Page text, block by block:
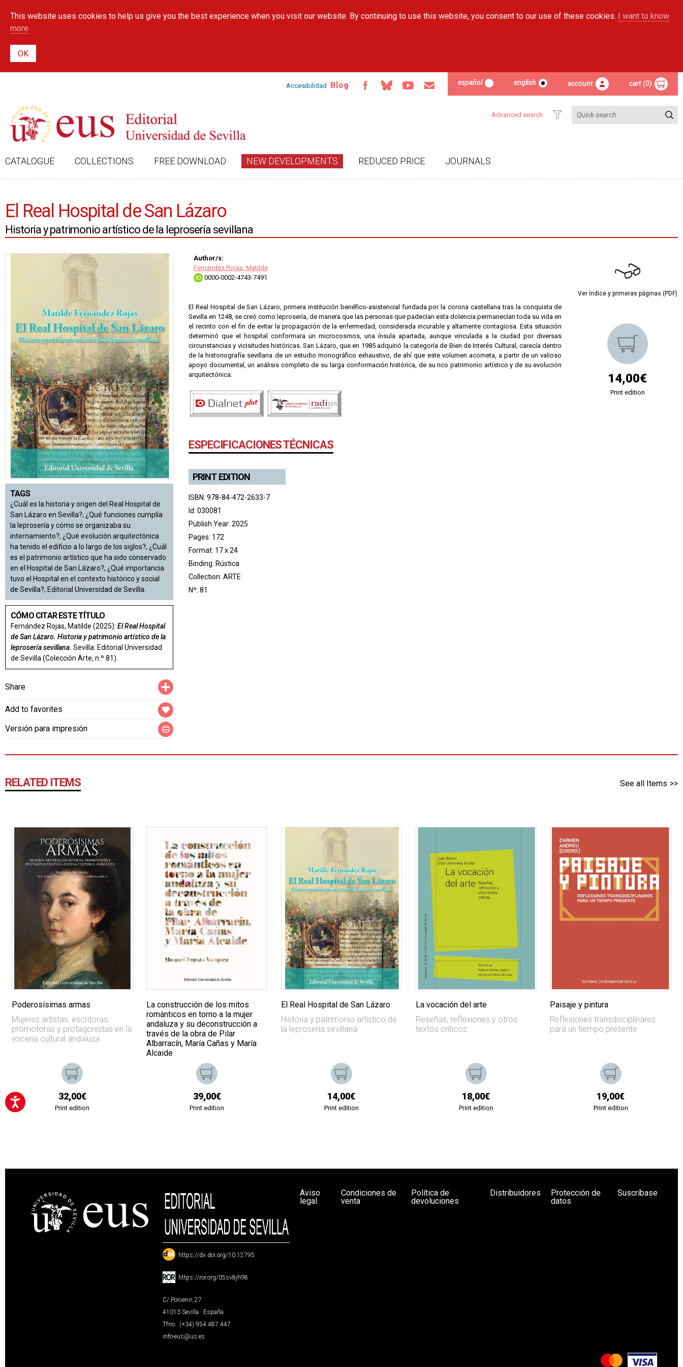
main
This website uses cookies to help us give you the best experience when you visit our website. By continuing to use this website, you consent to our use of these cookies. I want to know
more
Accesibilidad Blog español english account cart (0)
Advanced search
CATALOGUE COLLECTIONS FREE DOWNLOAD NEW DEVELOPMENTS REDUCED PRICE JOURNALS
El Real Hospital de San Lázaro
Historia y patrimonio artístico de la leprosería sevillana
TAGS
¿Cuál es la historia y origen del Real Hospital de
San Lázaro en Sevilla?; ¿Qué funciones cumplía
la leprosería y cómo se organizaba su
internamiento?; ¿Qué evolución arquitectónica
ha tenido el edificio a lo largo de los siglos?; ¿Cuál
es el patrimonio artístico que ha sido conservado
en el Hospital de San Lázaro?; ¿Qué importancia
tuvo el Hospital en el contexto histórico y social
de Sevilla?; Editorial Universidad de Sevilla.
CÓMO CITAR ESTE TÍTULO
Fernández Rojas, Matilde (2025): El Real Hospital
de San Lázaro. Historia y patrimonio artístico de la
leprosería sevillana. Sevilla: Editorial Universidad
de Sevilla (Colección Arte, n.º 81).
Share
Add to favorites
Versión para impresión
Author/s:
Fernández Rojas, Matilde
0000-0002-4743-7491
El Real Hospital de San Lázaro, primera institución benéfico-asistencial fundada por la corona castellana tras la conquista de
Sevilla en 1248, se creó como leprosería, de manera que las personas que padecían esta dolencia permanecían toda su vida en
el recinto con el fin de evitar la propagación de la enfermedad, considerada incurable y altamente contagiosa. Esta situación
determinó que el hospital conformara un microcosmos, una ínsula apartada, aunque vinculada a la ciudad por diversas
circunstancias y vicisitudes históricas. San Lázaro, que en 1985 adquirió la categoría de Bien de Interés Cultural, carecía dentro
de la historiografía sevillana de un estudio monográfico exhaustivo, de ahí que este volumen acometa, a partir de un valioso
apoyo documental, un análisis completo de su larga conformación histórica, de su rico patrimonio artístico y de su evolución
arquitectónica.
ESPECIFICACIONES TÉCNICAS
PRINT EDITION
ISBN: 978-84-472-2633-7
Id: 030081
Publish Year: 2025
Pages: 172
Format: 17 x 24
Binding: Rústica
Collection: ARTE
Nº: 81
Ver índice y primeras páginas (PDF)
14,00€
Print edition
RELATED ITEMS See all Items
Poderosísimas armas
Mujeres artistas, escritoras,
promotoras y protagonistas en la
escena cultural andaluza
32,00€
Print edition
La construcción de los mitos
románticos en torno a la mujer
andaluza y su deconstrucción a
través de la obra de Pilar
Albarracín, María Cañas y María
Alcaide
39,00€
Print edition
El Real Hospital de San Lázaro
Historia y patrimonio artístico de
la leprosería sevillana
14,00€
Print edition
La vocación del arte
Reseñas, reflexiones y otros
textos críticos
18,00€
Print edition
Paisaje y pintura
Reflexiones transdisciplinares
para un tiempo presente
19,00€
Print edition
: https://dx.doi.org/10.12795
: https://ror.org/05sv8jh98
C/ Porvenir, 27
41013 Sevilla · España
Tfno.: (+34) 954 487 447
info-eus@us.es
Aviso
legal
Condiciones de
venta
Política de
devoluciones
Distribuidores
Protección de
datos
Suscríbase